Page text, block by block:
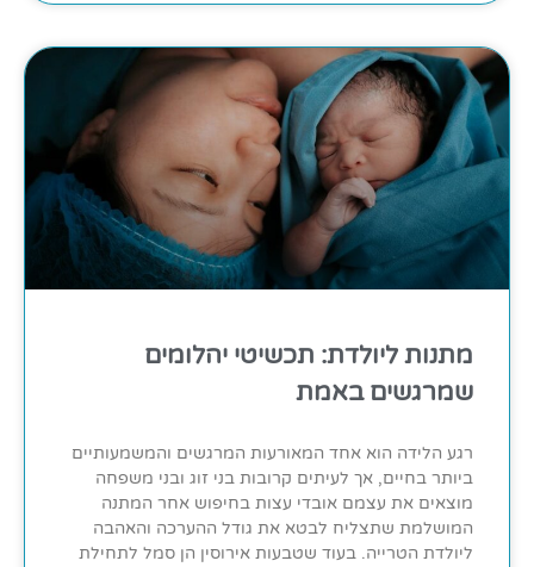
מתנות ליולדת: תכשיטי יהלומים
שמרגשים באמת
רגע הלידה הוא אחד המאורעות המרגשים והמשמעותיים
ביותר בחיים, אך לעיתים קרובות בני זוג ובני משפחה
מוצאים את עצמם אובדי עצות בחיפוש אחר המתנה
המושלמת שתצליח לבטא את גודל ההערכה והאהבה
ליולדת הטרייה. בעוד שטבעות אירוסין הן סמל לתחילת